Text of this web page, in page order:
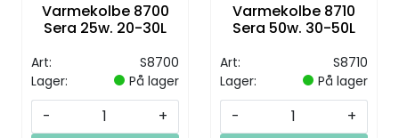
Varmekolbe 8700
Sera 25w. 20-30L
Art:
S8700
Lager:
På lager
-
+
Varmekolbe 8710
Sera 50w. 30-50L
Art:
S8710
Lager:
På lager
-
+